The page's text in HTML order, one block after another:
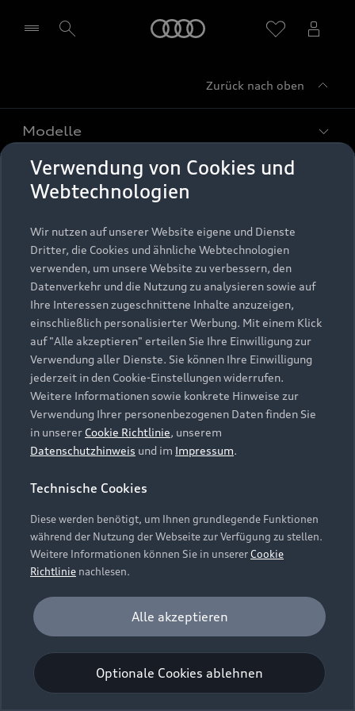
Zurück nach oben
Modelle
Alle Modelle
Elektromodelle
Plug-in-Hybride
Kaufen & leasen
Neuwagensuche
Gebrauchtwagensuche
Gebrauchtwagen
Finanzierung
Aktionen & Angebote
Geschäftskunden
Saisonale Angebote
Audi Services
Garantie
Audi digital services
myAudi
Support
Kundenservice
Händlersuche
Audi Code
Häufige Fragen (FAQ)
Audi Online Beratung
Bordbuch & Bedienungsanleitungen
Verträge kündigen
Vertrag widerrufen
Über Audi
Unternehmen
Karriere
Investor Relations
Presse & Media Center
Datenschutz
Audi erleben
Newsletter
© 2026 AUDI AG. Alle Rechte vorbehalten
Datenschutzinformation
Cookie-Richtlinie
Barrierefreiheit
Digital Services Act
EU Data Act
Embleme am Fahrzeug bei allen Abbildungen auf dieser
Webseite kann abweichen.
Verwendung von Cookies und
Webtechnologien
Wir nutzen auf unserer Website eigene und Dienste
Dritter, die Cookies und ähnliche Webtechnologien
verwenden, um unsere Website zu verbessern, den
Datenverkehr und die Nutzung zu analysieren sowie auf
Ihre Interessen zugeschnittene Inhalte anzuzeigen,
einschließlich personalisierter Werbung. Mit einem Klick
auf "Alle akzeptieren" erteilen Sie Ihre Einwilligung zur
Verwendung aller Dienste. Sie können Ihre Einwilligung
jederzeit in den Cookie-Einstellungen widerrufen.
Weitere Informationen sowie konkrete Hinweise zur
Verwendung Ihrer personenbezogenen Daten finden Sie
in unserer Cookie Richtlinie, unserem
Datenschutzhinweis und im Impressum.
Technische Cookies
Diese werden benötigt, um Ihnen grundlegende Funktionen
während der Nutzung der Webseite zur Verfügung zu stellen.
Weitere Informationen können Sie in unsererCookie
Richtlinie nachlesen.
Analyse und Statistik
Performance Cookies sammeln Informationen
darüber, wie unsere Webseite genutzt wird (z. B.
Anzahl der Besuche, Verweildauer). Diese Cookies
werden zur Optimierung der Webseite verwendet.
Optionale Cookies ablehnen
Alle akzeptieren